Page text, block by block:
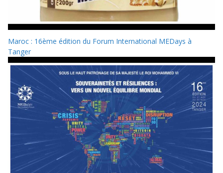
Maroc : 16ème édition du Forum International MEDays à
Tanger